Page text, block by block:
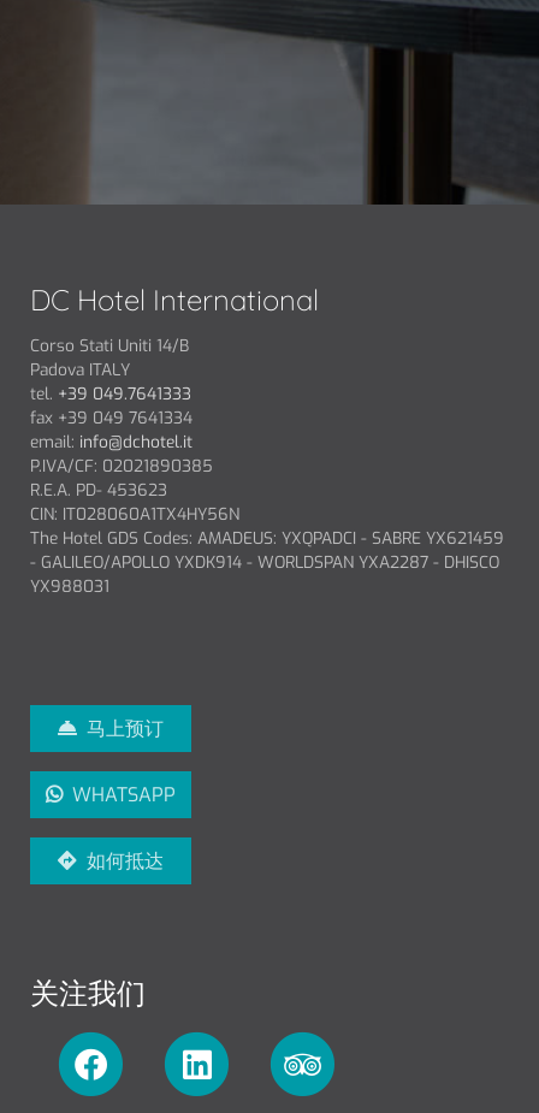
DC Hotel International
Corso Stati Uniti 14/B
Padova ITALY
tel. +39 049.7641333
fax +39 049 7641334
email: info@dchotel.it
P.IVA/CF: 02021890385
R.E.A. PD- 453623
CIN: IT028060A1TX4HY56N
The Hotel GDS Codes: AMADEUS: YXQPADCI - SABRE YX621459
- GALILEO/APOLLO YXDK914 - WORLDSPAN YXA2287 - DHISCO
YX988031
马上预订
WHATSAPP
如何抵达
关注我们